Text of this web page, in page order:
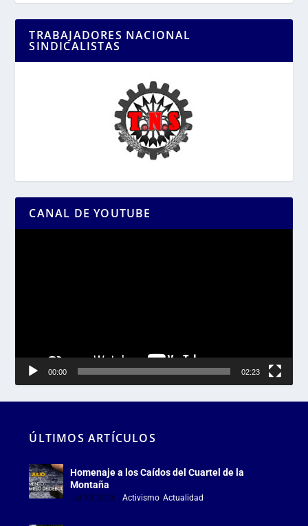
TRABAJADORES NACIONAL
SINDICALISTAS
CANAL DE YOUTUBE
00:00 02:23
ÚLTIMOS ARTÍCULOS
Homenaje a los Caídos del Cuartel de la
Montaña
Jul 18, 2026 |Activismo ,Actualidad